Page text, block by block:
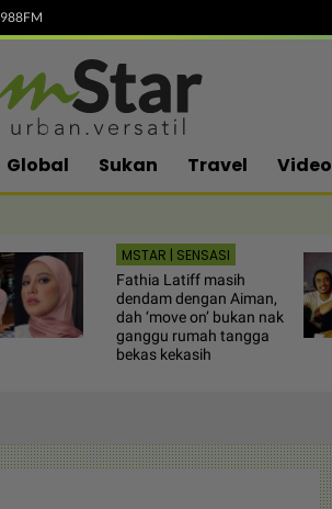
988FM
Global Sukan Travel Video
MSTAR | SENSASI
Fathia Latiff masih
dendam dengan Aiman,
dah ‘move on’ bukan nak
ganggu rumah tangga
bekas kekasih